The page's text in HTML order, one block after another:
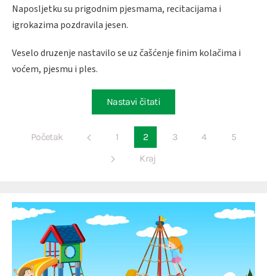
Naposljetku su prigodnim pjesmama, recitacijama i
igrokazima pozdravila jesen.
Veselo druzenje nastavilo se uz čašćenje finim kolačima i
voćem, pjesmu i ples.
Nastavi čitati
Početak 1 2 3 4
5
Kraj